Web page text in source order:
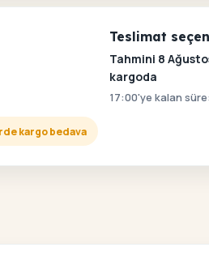
Teslimat
Tahmini 8
kargoda
17:00'ye kalan
kargo bedava